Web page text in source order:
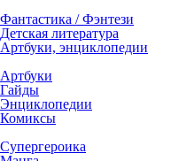
Фантастика / Фэнтези
Детская литература
Артбуки, энциклопедии
Артбуки
Гайды
Энциклопедии
Комиксы
Супергероика